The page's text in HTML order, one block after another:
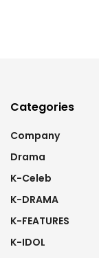
Categories
Company
Drama
K-Celeb
K-DRAMA
K-FEATURES
K-IDOL